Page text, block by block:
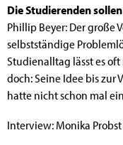
Die Studierenden
Phillip Beyer: Der große
selbstständige
Studienalltag lässt es
doch: Seine Idee bis zur
hatte nicht schon mal
Interview: Monika Probst